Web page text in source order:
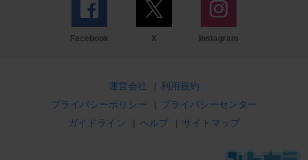
Facebook X Instagram
運営会社 | 利用規約
プライバシーポリシー
| プライバシーセンター
ガイドライン
| ヘルプ | サイトマップ